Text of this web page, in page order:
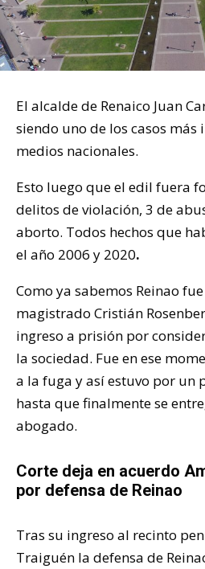
El alcalde de Renaico Juan
siendo uno de los casos
medios nacionales.
Esto luego que el edil fuera
delitos de violación, 3 de
aborto. Todos hechos que
el año 2006 y 2020.
Como ya sabemos Reinao
magistrado Cristián
ingreso a prisión por
la sociedad. Fue en ese
a la fuga y así estuvo por un
hasta que finalmente se
abogado.
Corte deja en acuerdo
por defensa de Reinao
Tras su ingreso al recinto
Traiguén la defensa de